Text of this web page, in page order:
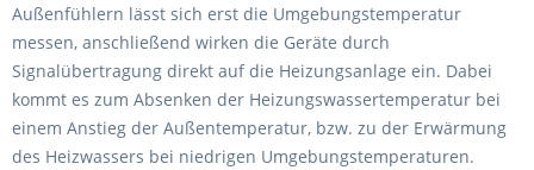
Außenfühlern lässt sich erst die Umgebungstemperatur
messen, anschließend wirken die Geräte durch
Signalübertragung direkt auf die Heizungsanlage ein. Dabei
kommt es zum Absenken der Heizungswassertemperatur bei
einem Anstieg der Außentemperatur, bzw. zu der Erwärmung
des Heizwassers bei niedrigen Umgebungstemperaturen.